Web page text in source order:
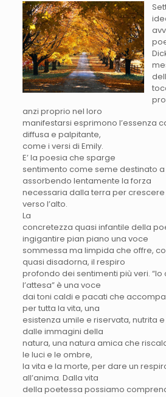
anzi proprio nel loro
manifestarsi esprimono l’essenza
diffusa e palpitante,
come i versi di Emily.
E’ la poesia che sparge
sentimento come seme destinato
assorbendo lentamente la forza
necessaria dalla terra per
verso l’alto.
La
concretezza quasi infantile della
ingigantire pian piano una voce
sommessa ma limpida che offre,
quasi disadorna, il respiro
profondo dei sentimenti più veri.
l’attesa” è una voce
dai toni caldi e pacati che
per tutta la vita, una
esistenza umile e riservata, nutrita
dalle immagini della
natura, una natura amica che
le luci e le ombre,
la vita e la morte, per dare un
all’anima. Dalla vita
della poetessa possiamo